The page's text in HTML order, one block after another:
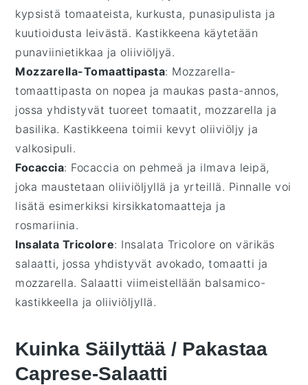
kypsistä tomaateista, kurkusta, punasipulista ja
kuutioidusta leivästä. Kastikkeena käytetään
punaviinietikkaa ja oliiviöljyä.
Mozzarella-Tomaattipasta: Mozzarella-
tomaattipasta on nopea ja maukas pasta-annos,
jossa yhdistyvät tuoreet tomaatit , mozzarella ja
basilika. Kastikkeena toimii kevyt oliiviöljy ja
valkosipuli.
Focaccia: Focaccia on pehmeä ja ilmava leipä,
joka maustetaan oliiviöljyllä ja yrteillä. Pinnalle voi
lisätä esimerkiksi kirsikkatomaatteja ja
rosmariinia.
Insalata Tricolore: Insalata Tricolore on värikäs
salaatti, jossa yhdistyvät avokado,tomaatti ja
mozzarella. Salaatti viimeistellään balsamico-
kastikkeella ja oliiviöljyllä.
Kuinka Säilyttää / Pakastaa
Caprese-Salaatti